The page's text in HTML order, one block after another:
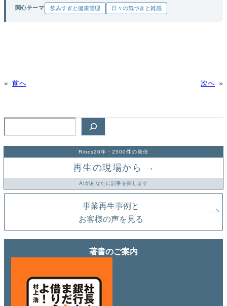
関心テーマ 飲みすぎと健康管理 日々の気づきと雑感
« 前へ 次へ »
Rincs20年・2500件の発信
再生の現場から →
AIがあなたに記事を探します
事業再生事例と
お客様の声を見る
著書のご案内